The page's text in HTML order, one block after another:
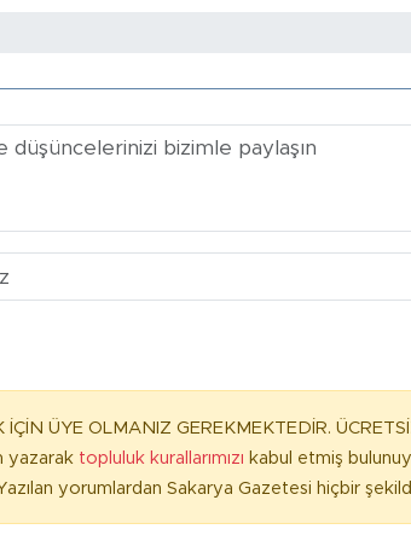
ÜYE OLMANIZ GEREKMEKTEDİR.
yazarak topluluk kurallarımızı kabul etmiş
yorumlardan Sakarya Gazetesi hiçbir